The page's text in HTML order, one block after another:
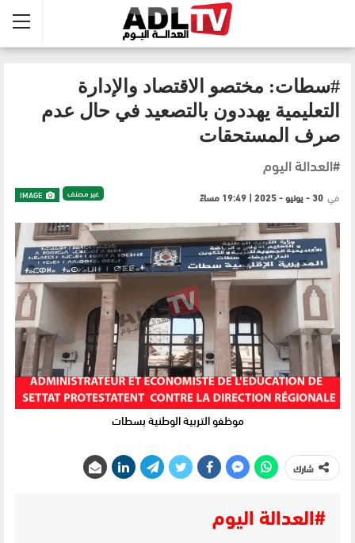
#سطات: مختصو الاقتصاد والإدارة
التعليمية يهددون بالتصعيد في حال عدم
صرف المستحقات
#العدالة اليوم
غير مصنف في 30 - يونيو - 2025 | 19:49 مساءً
موظفو التربية الوطنية بسطات
شارك
#العدالة اليوم